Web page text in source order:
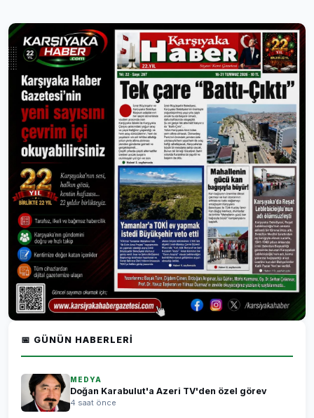
📅 GÜNÜN HABERLERI
MEDYA
Doğan Karabulut'a Azeri TV'den özel görev
4 saat önce